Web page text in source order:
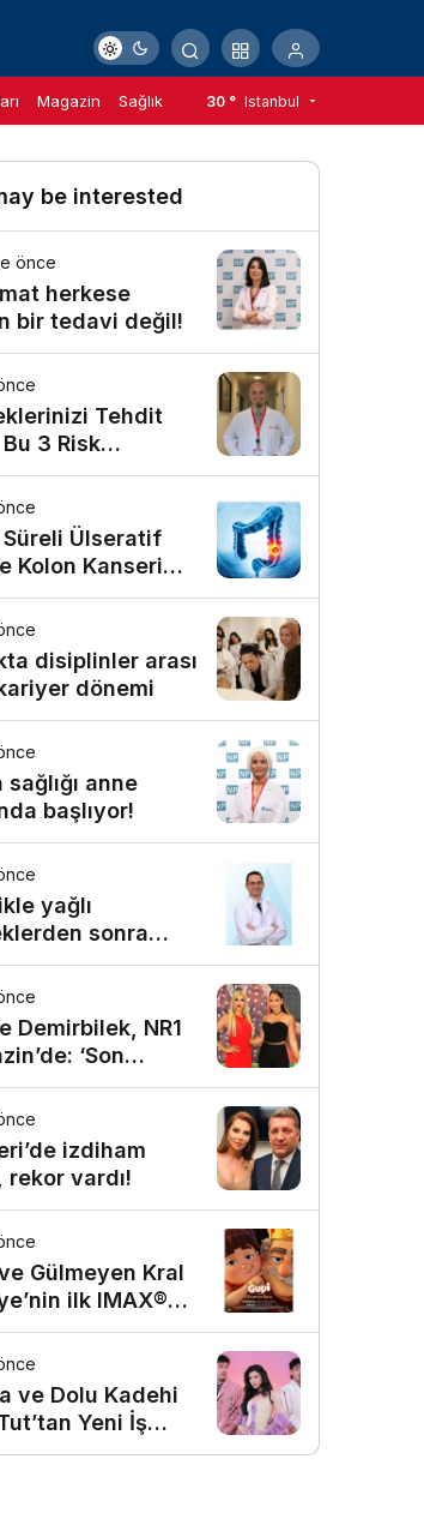
Magazin Sağlık 30 ° Istanbul
be interested
önce
herkese
bir tedavi değil!
Tehdit
3 Risk
Dikkat!
Süreli Ülseratif
Kolon Kanseri
mu?
disiplinler arası
dönemi
sağlığı anne
başlıyor!
yağlı
sonra
gecikmeyin
Demirbilek, NR1
‘Son
olarak var
izdiham
rekor vardı!
Gülmeyen Kral
ilk IMAX®
filmi oluyor
ve Dolu Kadehi
Yeni İş
Vişne